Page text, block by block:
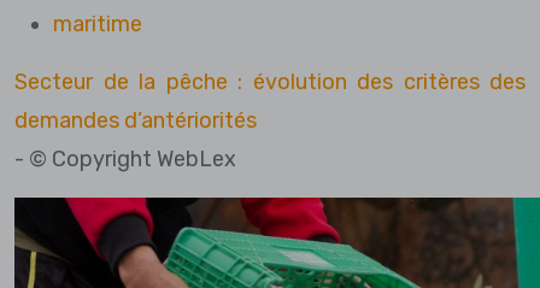
maritime
Secteur de la pêche : évolution des critères des
demandes d’antériorités
- © Copyright WebLex